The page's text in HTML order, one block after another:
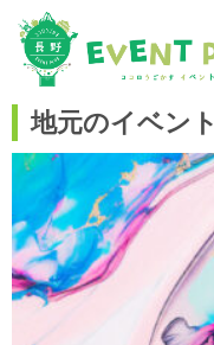
地元のイベント